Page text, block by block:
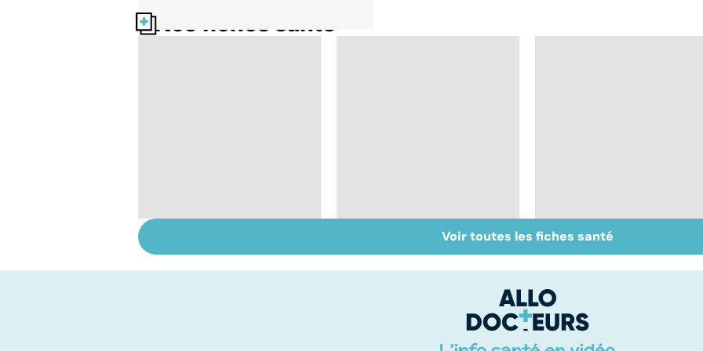
Nos fiches santé
le progrès des
Tout savoir sur les
infections
Inflammation des
amygdales : que faire
Voir toutes les fiches santé